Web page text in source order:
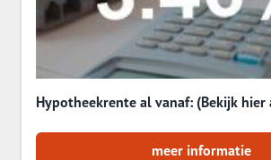
Hypotheekrente al vanaf: (Bekijk
meer informatie